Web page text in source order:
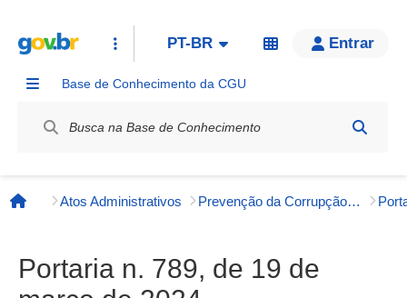
PT-BR Entrar
Base de Conhecimento da CGU
Página inicial
Atos Administrativos Prevenção da Corrupção, Integridade e Transparência Pública
Portaria n. 789, de 19 de